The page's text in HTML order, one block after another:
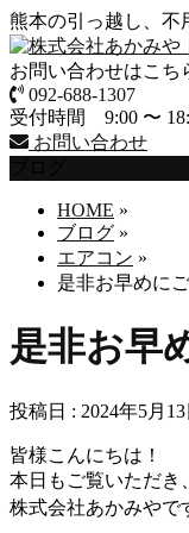
熊本の引っ越し、不
お問い合わせはこち
092-688-1307
受付時間 9:00 〜
お問い合わせ
HOME »
ブログ »
エアコン »
是非お早めに
是非お早
投稿日 : 2024年5月13
皆様こんにちは！
本日もご覧いただき
株式会社あかみやで